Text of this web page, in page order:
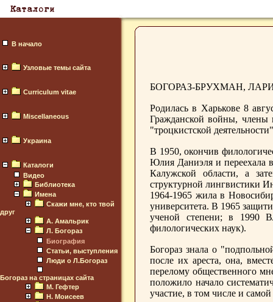
В начало
Узловые темы сайта
Curriculum vitae
Miscellaneous
Украина
Каталоги
Видео
Библиотека
Имена
Скажи мне, кто твой
друг
А. Амальрик
Л. Богораз
Биография
Статьи, выступления
Люди о Л.Богораз
Богораз на страницах сайта
М. Гефтер
Н. Моисеев
БОГОРАЗ-БРУХМАН,
Родилась в Харькове 8
Гражданской войны,
"троцкистской
В 1950, окончив
Юлия Даниэля и переехала
Калужской области, а
структурной лингвистики
1964-1965 жила в
университета. В 1965
ученой степени; в 1990
филологических наук).
Богораз знала о
после их ареста, она,
перелому общественного
положило начало
участие, в том числе и самой